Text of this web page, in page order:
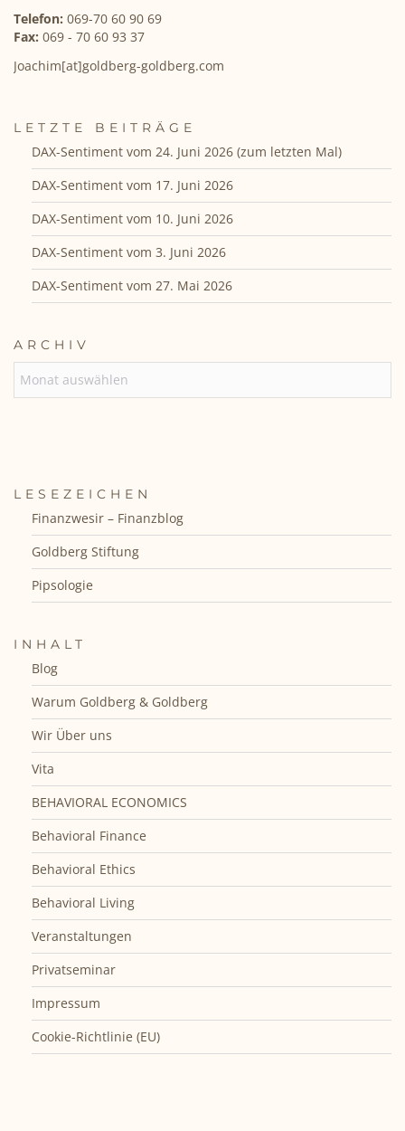
Telefon: 069-70 60 90 69
Fax: 069 - 70 60 93 37
Joachim[at]goldberg-goldberg.com
LETZTE BEITRÄGE
DAX-Sentiment vom 24. Juni 2026 (zum letzten Mal)
DAX-Sentiment vom 17. Juni 2026
DAX-Sentiment vom 10. Juni 2026
DAX-Sentiment vom 3. Juni 2026
DAX-Sentiment vom 27. Mai 2026
ARCHIV
LESEZEICHEN
Finanzwesir – Finanzblog
Goldberg Stiftung
Pipsologie
INHALT
Blog
Warum Goldberg & Goldberg
Wir Über uns
Vita
BEHAVIORAL ECONOMICS
Behavioral Finance
Behavioral Ethics
Behavioral Living
Veranstaltungen
Privatseminar
Impressum
Cookie-Richtlinie (EU)